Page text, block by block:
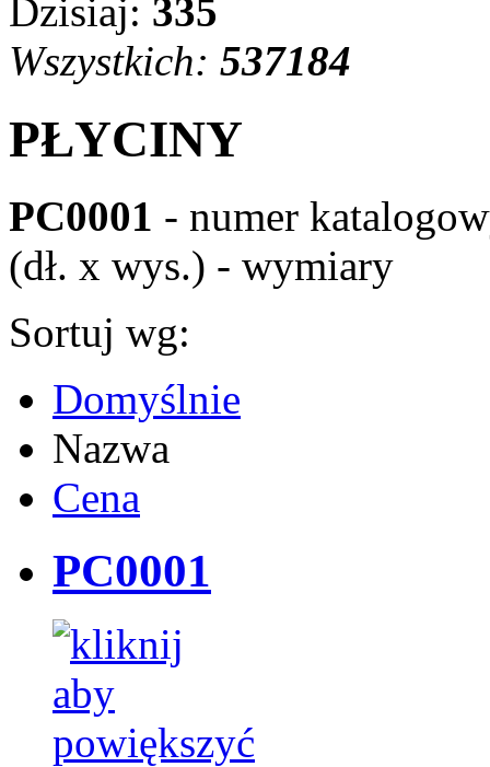
Dzisiaj: 335
Wszystkich: 537184
PŁYCINY
PC0001 - numer
(dł. x wys.) - wymiary
Sortuj wg:
Domyślnie
Nazwa
Cena
PC0001